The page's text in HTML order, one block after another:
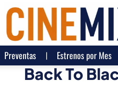
Preventas Estrenos por Mes
Back To